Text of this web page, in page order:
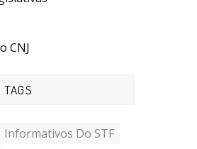
CNJ
TAGS
Informativos Do STF